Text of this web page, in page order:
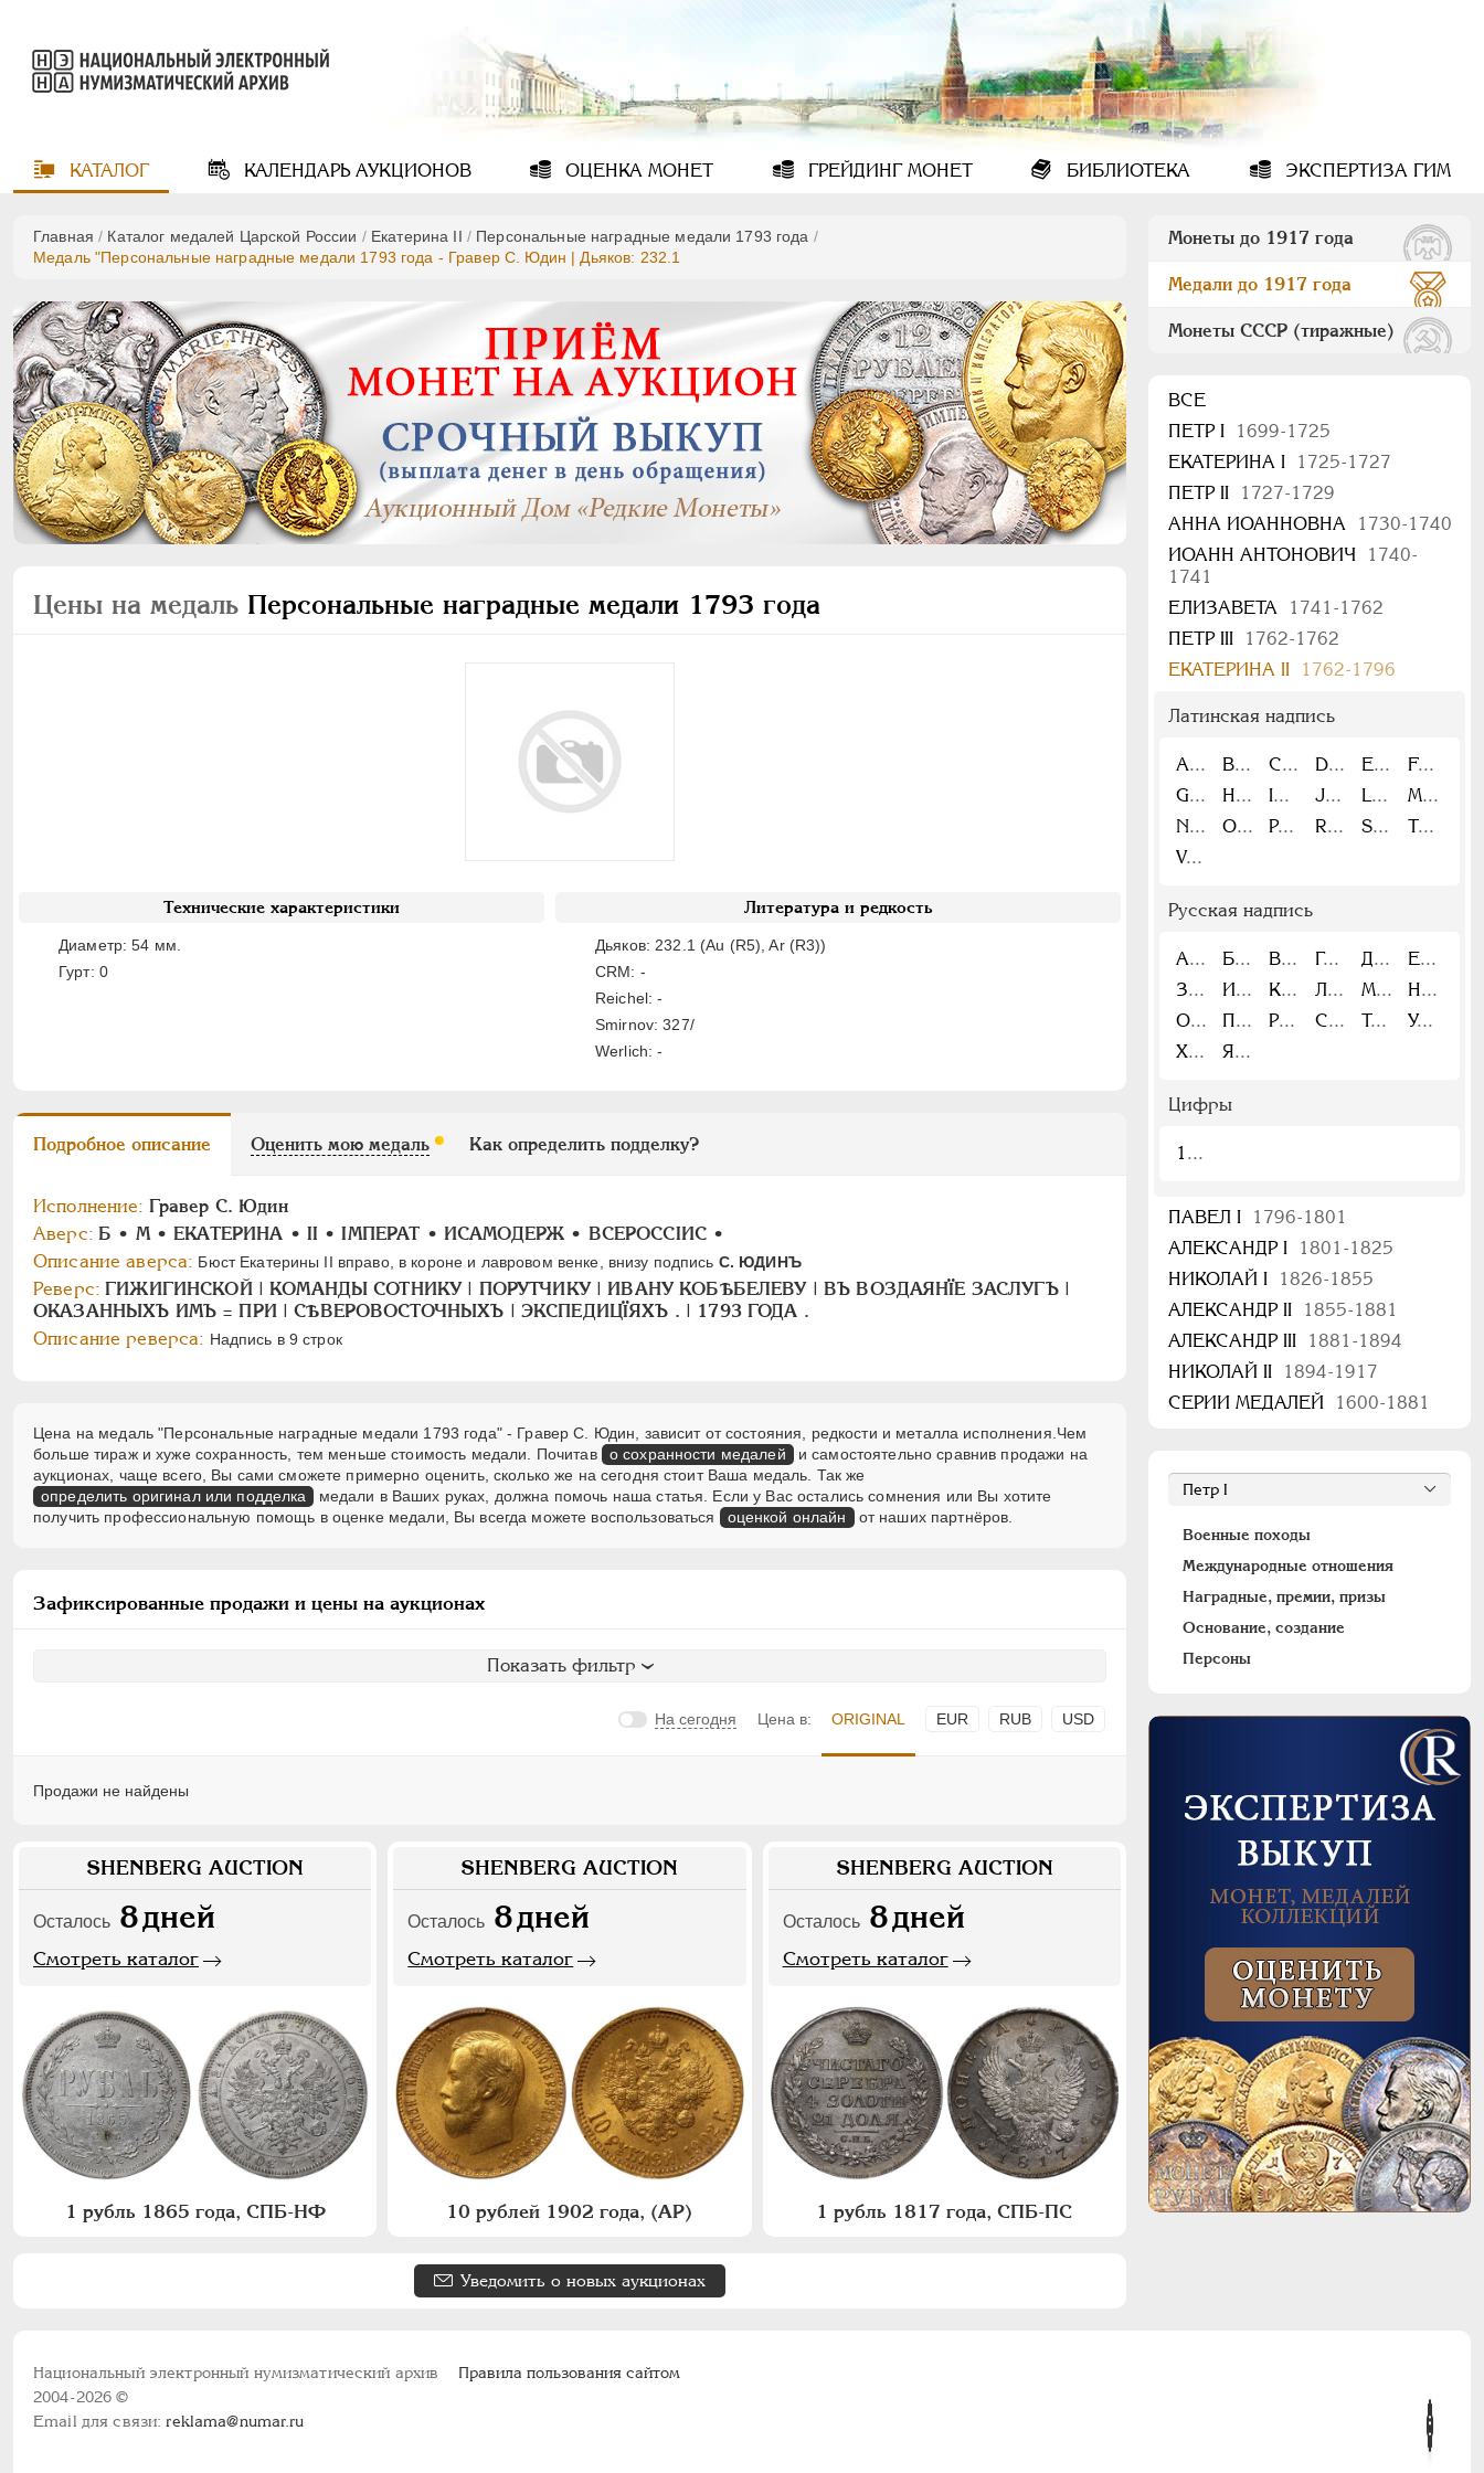
КАТАЛОГ КАЛЕНДАРЬАУКЦИОНОВ ОЦЕНКА МОНЕТ ГРЕЙДИНГМОНЕТ БИБЛИОТЕКА ЭКСПЕРТИЗА ГИМ
Главная / Каталог медалей Царской России / Екатерина II / Персональные наградные медали 1793 года /
Медаль "Персональные наградные медали 1793 года - Гравер С. Юдин | Дьяков: 232.1
Цены на медаль Персональные наградные медали 1793 года
Технические характеристики
Диаметр: 54 мм.
Гурт: 0
Литература и редкость
Дьяков: 232.1 (Au (R5), Ar (R3))
CRM: -
Reichel: -
Smirnov: 327/
Werlich: -
Подробное описание Оценить мою медаль Как определить подделку?
Исполнение: Гравер С. Юдин
Аверс: Б • M • ЕКАТЕРИНА • II • IМПЕРАТ • ИСАМОДЕРЖ • ВСЕРОССIИС •
Описание аверса: Бюст Екатерины II вправо, в короне и лавровом венке, внизу подпись С. ЮДИНЪ
Реверс: ГИЖИГИНСКОЙ | КОМАНДЫ СОТНИКУ | ПОРУТЧИКУ | ИВАНУ КОБѢБЕЛЕВУ | ВЪ ВОЗДАЯНÏЕ ЗАСЛУГЪ |
ОКАЗАННЫХЪ ИМЪ = ПРИ | СѢВЕРОВОСТОЧНЫХЪ | ЭКСПЕДИЦÏЯХЪ . | 1793 ГОДА .
Описание реверса: Надпись в 9 строк
Цена на медаль "Персональные наградные медали 1793 года" - Гравер С. Юдин, зависит от состояния, редкости и металла исполнения.Чем
больше тираж и хуже сохранность, тем меньше стоимость медали. Почитав
о сохранности медалей и самостоятельно сравнив продажи на
аукционах, чаще всего, Вы сами сможете примерно оценить, сколько же на сегодня стоит Ваша медаль. Так же
определить оригинал или подделка
медали в Ваших руках, должна помочь наша статья. Если у Вас остались сомнения или Вы хотите
получить профессиональную помощь в оценке медали, Вы всегда можете воспользоваться
оценкой онлайн от наших партнёров.
Зафиксированные продажи и цены на аукционах
Показать фильтр
На сегодня Цена в: ORIGINAL EUR RUB USD
Продажи не найдены
SHENBERG AUCTION
Осталось 8дней
Смотреть каталог
1 рубль 1865 года, СПБ-НФ
SHENBERG AUCTION
Осталось 8дней
Смотреть каталог
10 рублей 1902 года, (АР)
SHENBERG AUCTION
Осталось 8дней
Смотреть каталог
1 рубль 1817 года, СПБ-ПС
Уведомить о новых аукционах
Монеты до 1917 года
Медали до 1917 года
Монеты СССР (тиражные)
ВСЕ
ПEТР I
1699-1725
ЕКАТЕРИНА I
1725-1727
ПЕТР II
1727-1729
АННА ИОАННОВНА
1730-1740
ИОАНН АНТОНОВИЧ
1740-
1741
ЕЛИЗАВЕТА
1741-1762
ПЕТР III
1762-1762
ЕКАТЕРИНА II
1762-1796
Латинская надпись
A B C D E
F
G
H I J L
M
N
O P R S
T
V
Русская надпись
А Б В Г Д
Е
З
И К Л М
Н
О
П Р С Т
У
Х
Я
Цифры
1
ПАВЕЛ I
1796-1801
АЛЕКСАНДР I
1801-1825
НИКОЛАЙ I
1826-1855
АЛЕКСАНДР II
1855-1881
АЛЕКСАНДР III
1881-1894
НИКОЛАЙ II
1894-1917
СЕРИИ МЕДАЛЕЙ
1600-1881
Военные походы
Международные отношения
Наградные, премии, призы
Основание, создание
Персоны
Национальный электронный нумизматический архив
2004-2026 ©
Email для связи:reklama@numar.ru
Правила пользования сайтом